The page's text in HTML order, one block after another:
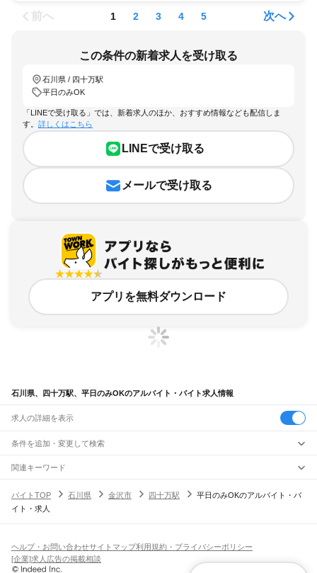
前へ 1 2 3 4 5 次へ
この条件の新着求人を受け取る
石川県 / 四十万駅
平日のみOK
「LINEで受け取る」では、新着求人のほか、おすすめ情報なども配信しま
す。 詳しくはこちら
LINEで受け取る
メールで受け取る
アプリを無料ダウンロード
石川県、四十万駅、平日のみOKのアルバイト・バイト求人情報
求人の詳細を表示
条件を追加・変更して検索
市区町村を追加・変更
石川県すべて
金沢市
駅を追加・変更
JR七尾線
職種を追加・変更
飲食・フードサービスすべて
ホールスタッフキッチンスタッフ
パン屋（ベーカリー）
バー（BAR）・バーテンダー
人気
日払いOK高校生歓迎 髪型・髪色自由
雇用形態を追加・変更
関連キーワード
バイトTOP
石川県 金沢市 四十万駅
平日のみOKのアルバイト・バ
イト・求人
ヘルプ・お問い合わせサイトマップ利用規約・プライバシーポリシー
[企業]求人広告の掲載相談